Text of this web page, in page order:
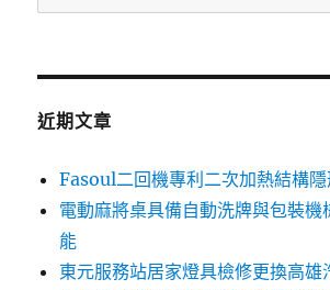
尋
鍵
近期文章
Fasoul二回機專利二次加熱結構隱
電動麻將桌具備自動洗牌與包裝機
能
東元服務站居家燈具檢修更換高雄